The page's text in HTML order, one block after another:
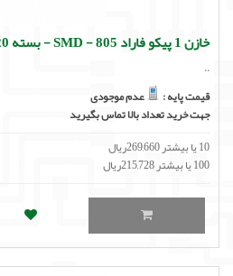
خازن 1 پیکو فاراد SMD - 805 - بسته 20 تایی
..
قیمت پایه :
عدم موجودی
جهت خرید تعداد بالا تماس بگیرید
10 یا بیشتر 269,660ریال
100 یا بیشتر 215,728ریال